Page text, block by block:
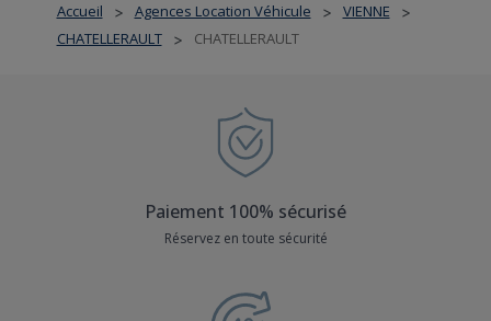
Accueil > Agences Location Véhicule > VIENNE >
CHATELLERAULT > CHATELLERAULT
Paiement 100% sécurisé
Réservez en toute sécurité